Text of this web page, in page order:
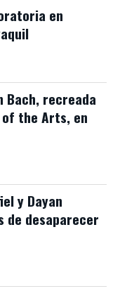
en
Bach, recreada
the Arts, en
y Dayan
de desaparecer